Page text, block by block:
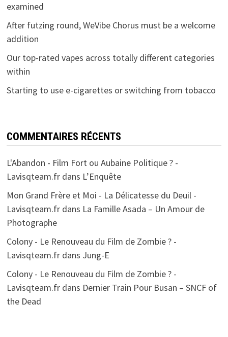
examined
After futzing round, WeVibe Chorus must be a welcome
addition
Our top-rated vapes across totally different categories
within
Starting to use e-cigarettes or switching from tobacco
COMMENTAIRES RÉCENTS
L'Abandon - Film Fort ou Aubaine Politique ? -
Lavisqteam.frdans L’Enquête
Mon Grand Frère et Moi - La Délicatesse du Deuil -
Lavisqteam.frdans La Famille Asada – Un Amour de
Photographe
Colony - Le Renouveau du Film de Zombie ? -
Lavisqteam.frdans Jung-E
Colony - Le Renouveau du Film de Zombie ? -
Lavisqteam.frdans Dernier Train Pour Busan – SNCF of
the Dead